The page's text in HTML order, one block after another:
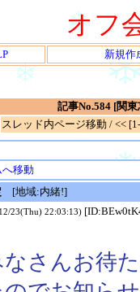
オフ
新規作
記事No.584 [関
スレッド内ページ移動 / <<
へ移動
[地域:内緒!]
23(Thu) 22:03:13)
なさんお待